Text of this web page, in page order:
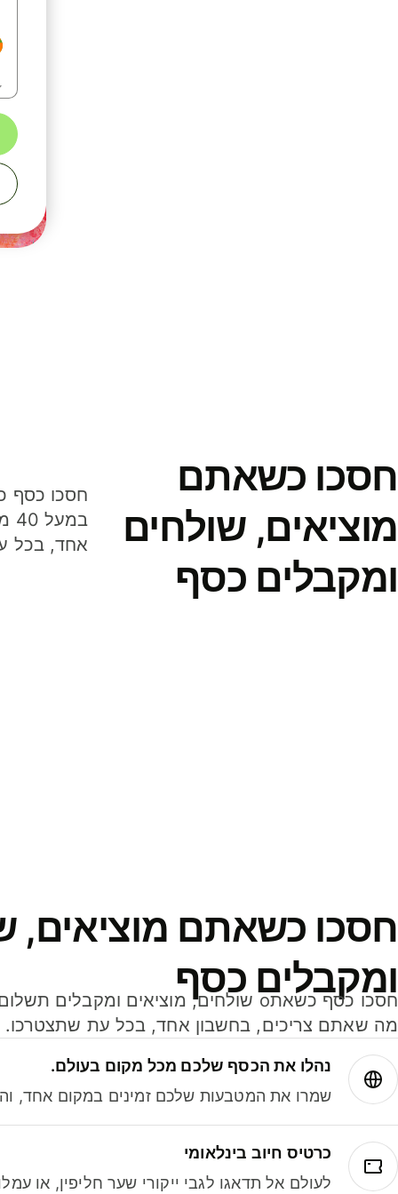
חסכו כשאתם
מוציאים, שולחים
ומקבלים כסף
אחד, בכל
חסכו כשאתם מוציאים,
ומקבלים כסף
מה שאתם צריכים, בחשבון אחד, בכל עת שתצטרכו.
נהלו את הכסף שלכם מכל מקום בעולם.
שמרו את המטבעות שלכם זמינים במקום אחד,
כרטיס חיוב בינלאומי
לעולם אל תדאגו לגבי ייקורי שער חליפין, או